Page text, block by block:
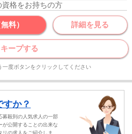
格をお持ちの方
料） 詳細を見る
キープする
度ボタンをクリックしてください
か？
募殺到の人気求人の一部
が公開することの出来な
リの求人をご紹介しま